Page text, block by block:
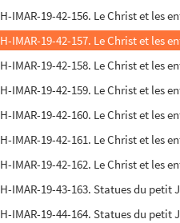
H-IMAR-19-42-156. Le Christ et les
H-IMAR-19-42-157. Le Christ et les
H-IMAR-19-42-158. Le Christ et les
H-IMAR-19-42-159. Le Christ et les
H-IMAR-19-42-160. Le Christ et les
H-IMAR-19-42-161. Le Christ et les
H-IMAR-19-42-162. Le Christ et les
H-IMAR-19-43-163. Statues du petit
H-IMAR-19-44-164. Statues du petit